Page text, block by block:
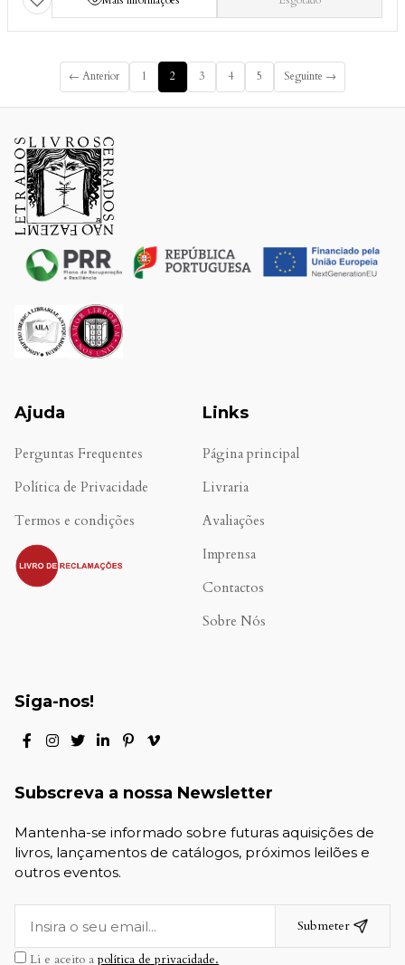
← Anterior 1 2 3 4 5 Seguinte →
Ajuda
Perguntas Frequentes
Política de Privacidade
Termos e condições
.
Links
Página principal
Livraria
Avaliações
Imprensa
Contactos
Sobre Nós
Siga-nos!
Subscreva a nossa Newsletter
Mantenha-se informado sobre futuras aquisições de
livros, lançamentos de catálogos, próximos leilões e
outros eventos.
Submeter
Li e aceito a política de privacidade.